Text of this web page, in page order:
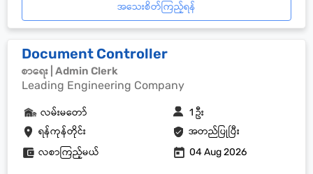
အသေးစိတ်ကြည့်ရန်
Document Controller
စာရေး | Admin Clerk
Leading Engineering Company
ရန်ကုန်တိုင်း အတည်ပြုပြီး
လမ်းမတော် 1 ဦး
လစာကြည့်မယ် 04 Aug 2026